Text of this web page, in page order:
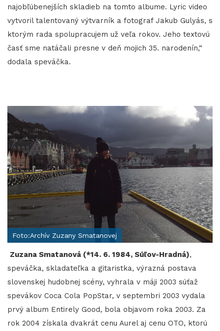
najobľúbenejších skladieb na tomto albume. Lyric video
vytvoril talentovaný výtvarník a fotograf Jakub Gulyás, s
ktorým rada spolupracujem už veľa rokov. Jeho textovú
časť sme natáčali presne v deň mojich 35. narodenín,“
dodala speváčka.
Foto:Archív Zuzany Smatanovej
Zuzana Smatanová (*14. 6. 1984, Súľov-Hradná),
speváčka, skladateľka a gitaristka, výrazná postava
slovenskej hudobnej scény, vyhrala v máji 2003 súťaž
spevákov Coca Cola PopStar, v septembri 2003 vydala
prvý album Entirely Good, bola objavom roka 2003. Za
rok 2004 získala dvakrát cenu Aurel aj cenu OTO, ktorú